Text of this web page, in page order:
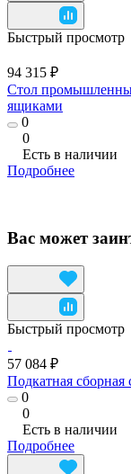
Быстрый просмотр
94 315 ₽
Стол
ящиками
0
0
Есть в наличии
Подробнее
Вас может
Быстрый просмотр
57 084 ₽
Подкатная
0
0
Есть в наличии
Подробнее